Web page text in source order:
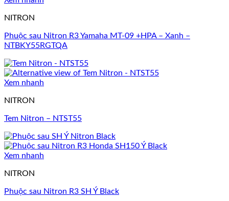
NITRON
Phuộc sau Nitron R3 Yamaha MT-09 +HPA – Xanh –
NTBKY55RGTQA
Xem nhanh
NITRON
Tem Nitron – NTST55
Xem nhanh
NITRON
Phuộc sau Nitron R3 SH Ý Black